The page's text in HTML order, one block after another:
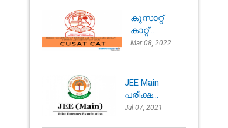
കുസാറ്റ്
കാറ്റ്...
Mar 08, 2022
JEE Main
പരീക്ഷ...
Jul 07, 2021